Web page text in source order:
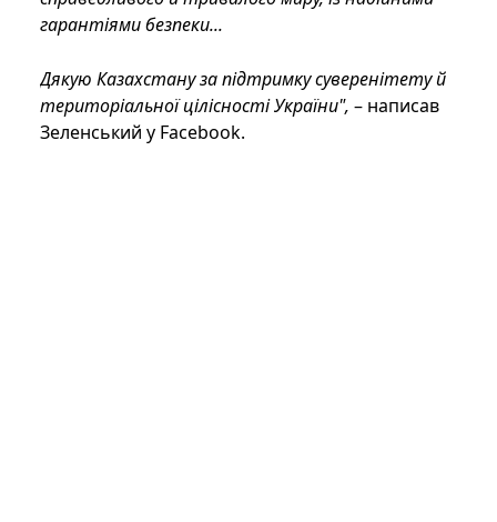
гарантіями безпеки...
Дякую Казахстану за підтримку суверенітету й
територіальної цілісності України", – написав
Зеленський у Facebook.